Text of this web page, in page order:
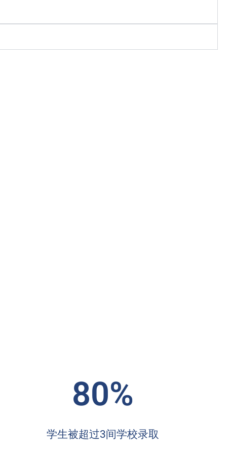
80%
学生被超过3间学校录取